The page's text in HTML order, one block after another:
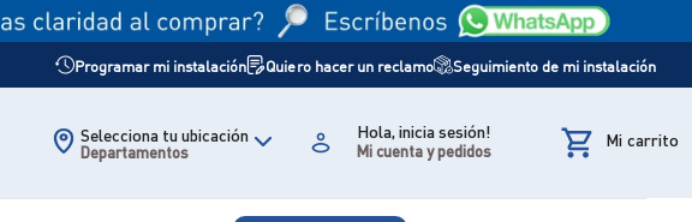
Programar mi instalación Quiero hacer un reclamo Seguimiento de mi instalación
Selecciona tu ubicación
Departamentos
Hola, inicia sesión!